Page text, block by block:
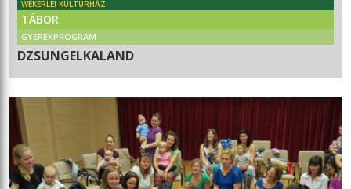
WEKERLEI KULTÚRHÁZ
TÁBOR
GYEREKPROGRAM
DZSUNGELKALAND